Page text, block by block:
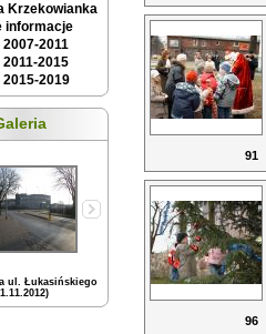
Krzekowianka
informacje
2011
2015
2015-2019
ul. Łukasińskiego
91
96